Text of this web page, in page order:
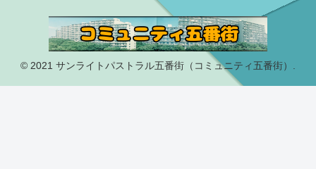
© 2021 サンライトパストラル五番街（コミュニティ五番街）.